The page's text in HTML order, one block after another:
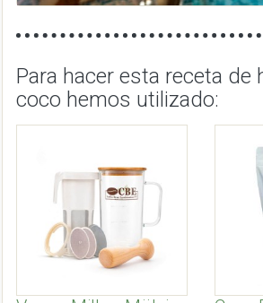
Para hacer esta receta de
coco hemos utilizado: